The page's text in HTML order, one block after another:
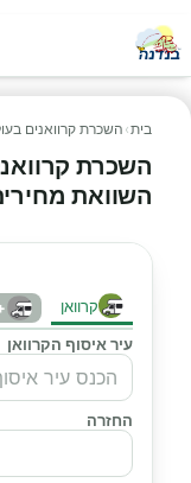
בית› השכרת קרוואנים
השכרת
השוואת מחירים
קרוואן
עיר איסוף הקרוואן
החזרה